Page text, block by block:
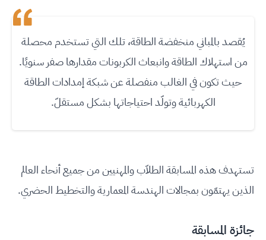
يُقصد بالمباني منخفضة الطاقة، تلك التي تستخدم محصلة
من استهلاك الطاقة وانبعاث الكربونات مقدارها صفر سنويًا.
حيث تكون في الغالب منفصلة عن شبكة إمدادات الطاقة
الكهربائية وتولّد احتياجاتها بشكل مستقلّ.
تستهدف هذه المسابقة الطلاّب والمهنيين من جميع أنحاء العالم
الذين يهتمّون بمجالات الهندسة المعمارية والتخطيط الحضري.
جائزة المسابقة